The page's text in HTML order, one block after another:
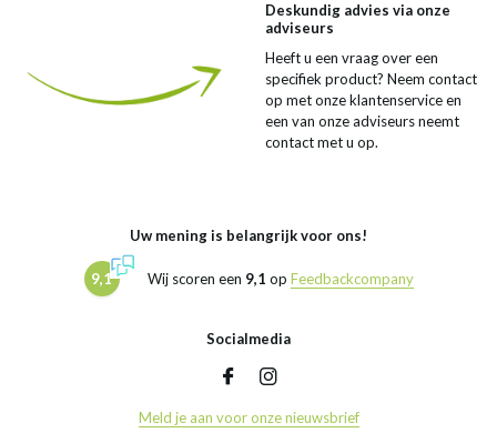
Deskundig advies via onze
adviseurs
Heeft u een vraag over een
specifiek product? Neem contact
op met onze klantenservice en
een van onze adviseurs neemt
contact met u op.
Uw mening is belangrijk voor ons!
9,1 Wij scoren een 9,1 op Feedbackcompany
Socialmedia
Meld je aan voor onze nieuwsbrief